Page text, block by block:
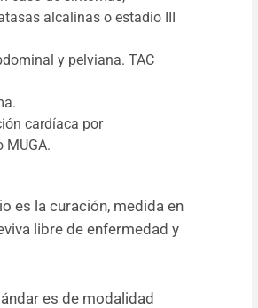
alcalinas o estadio III
y pelviana. TAC
cardíaca por
MUGA.
es la curación, medida en
libre de enfermedad y
es de modalidad